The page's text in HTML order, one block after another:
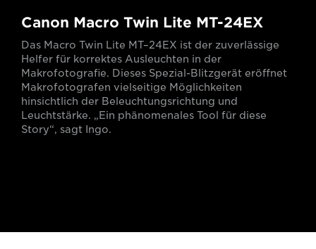
Canon Macro Twin Lite MT-24EX
Das Macro Twin Lite MT–24EX ist der zuverlässige
Helfer für korrektes Ausleuchten in der
Makrofotografie. Dieses Spezial-Blitzgerät eröffnet
Makrofotografen vielseitige Möglichkeiten
hinsichtlich der Beleuchtungsrichtung und
Leuchtstärke. „Ein phänomenales Tool für diese
Story“, sagt Ingo.